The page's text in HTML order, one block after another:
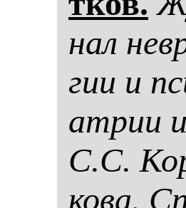
нал
гии и
ат­рии
С.С.
ко­ва.